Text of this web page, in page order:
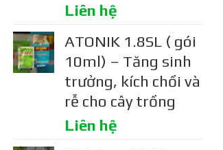
Liên hệ
ATONIK 1.8SL ( gói
10ml) – Tăng sinh
trưởng, kích chồi và
rễ cho cây trồng
Liên hệ